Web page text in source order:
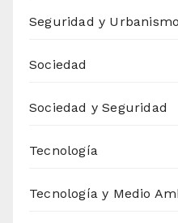
Seguridad y Urbanismo
Sociedad
Sociedad y Seguridad
Tecnología
Tecnología y Medio